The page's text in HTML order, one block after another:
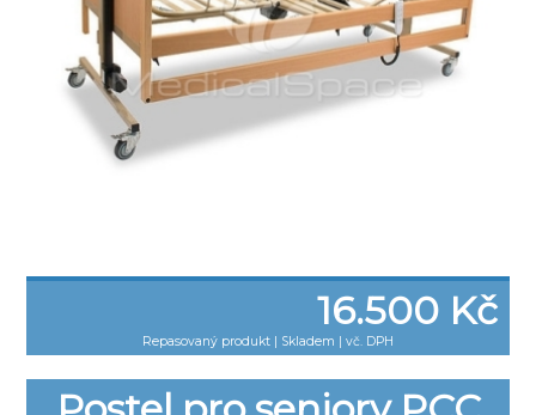
16.500 Kč
Repasovaný produkt Skladem | vč. DPH